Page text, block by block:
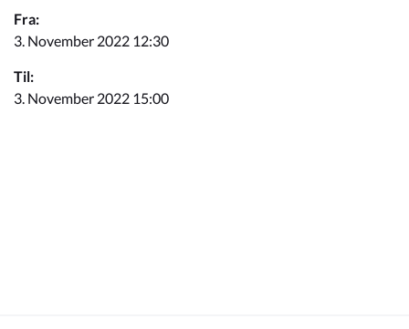
Politik
Turisme
Fra:
3. November 2022 12:30
Til:
3. November 2022 15:00